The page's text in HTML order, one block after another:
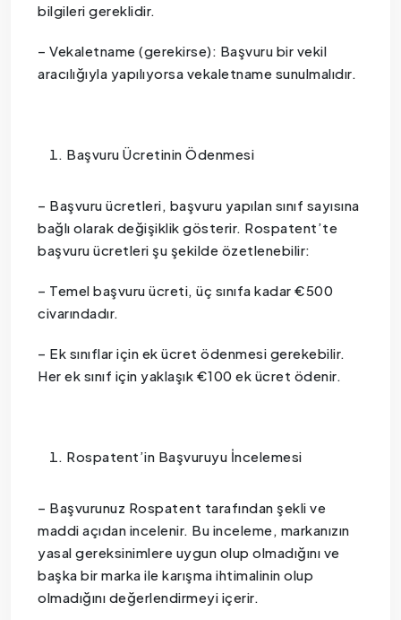
bilgileri gereklidir.
– Vekaletname (gerekirse): Başvuru bir vekil
aracılığıyla yapılıyorsa vekaletname sunulmalıdır.
Başvuru Ücretinin Ödenmesi
– Başvuru ücretleri, başvuru yapılan sınıf sayısına
bağlı olarak değişiklik gösterir. Rospatent’te
başvuru ücretleri şu şekilde özetlenebilir:
– Temel başvuru ücreti, üç sınıfa kadar €500
civarındadır.
– Ek sınıflar için ek ücret ödenmesi gerekebilir.
Her ek sınıf için yaklaşık €100 ek ücret ödenir.
Rospatent’in Başvuruyu İncelemesi
– Başvurunuz Rospatent tarafından şekli ve
maddi açıdan incelenir. Bu inceleme, markanızın
yasal gereksinimlere uygun olup olmadığını ve
başka bir marka ile karışma ihtimalinin olup
olmadığını değerlendirmeyi içerir.